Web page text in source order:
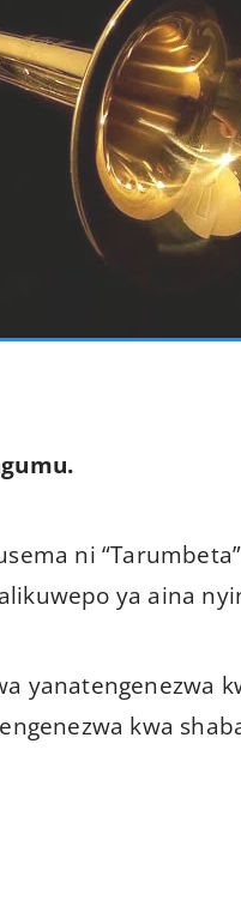
ni
ya aina
yanatengenezwa
kwa